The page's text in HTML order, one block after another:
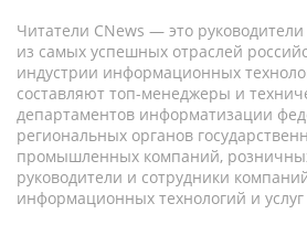
Читатели CNews — это
из самых успешных отраслей
индустрии информационных
составляют топ-менеджеры и
департаментов информатизации
региональных органов
промышленных компаний,
руководители и сотрудники
информационных технологий и услуг